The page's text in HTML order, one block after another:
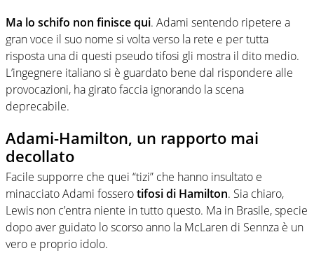
Ma lo schifo non finisce qui. Adami sentendo ripetere a
gran voce il suo nome si volta verso la rete e per tutta
risposta una di questi pseudo tifosi gli mostra il dito medio.
L’ingegnere italiano si è guardato bene dal rispondere alle
provocazioni, ha girato faccia ignorando la scena
deprecabile.
Adami-Hamilton, un rapporto mai
decollato
Facile supporre che quei “tizi” che hanno insultato e
minacciato Adami fosserotifosi di Hamilton. Sia chiaro,
Lewis non c’entra niente in tutto questo. Ma in Brasile, specie
dopo aver guidato lo scorso anno la McLaren di Sennza è un
vero e proprio idolo.